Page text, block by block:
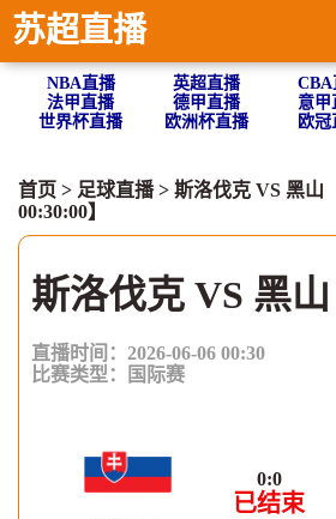
苏超直播
NBA直播 英超直播 CBA
法甲直播
德甲直播 意甲
世界杯直播
欧洲杯直播 欧冠
首页 > 足球直播> 斯洛伐克 VS 黑山
00:30:00】
斯洛伐克 VS 黑山
直播时间：2026-06-06 00:30
比赛类型：
国际赛
0:0
已结束